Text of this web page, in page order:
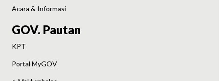
Acara & Informasi
GOV. Pautan
KPT
Portal MyGOV